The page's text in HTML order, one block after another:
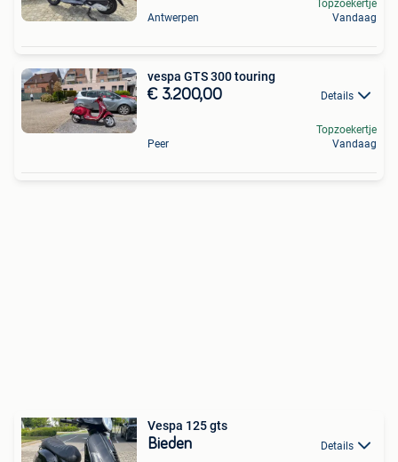
Antwerpen
Topzoekertje
Vandaag
vespa GTS 300 touring
€ 3.200,00 Details
Peer
Topzoekertje
Vandaag
Vespa 125 gts
Bieden Details